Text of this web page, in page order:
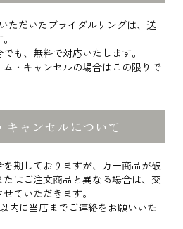
ただいたブライダルリングは、送
も、無料で対応いたします。
・キャンセルの場合はこの限りで
キャンセルについて
期しておりますが、万一商品が破
はご注文商品と異なる場合は、交
ていただきます。
内に当店までご連絡をお願いいた